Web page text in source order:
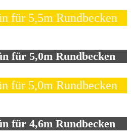
für 5,5m Rundbecken
für 5,0m Rundbecken
für 5,0m Rundbecken
für 4,6m Rundbecken